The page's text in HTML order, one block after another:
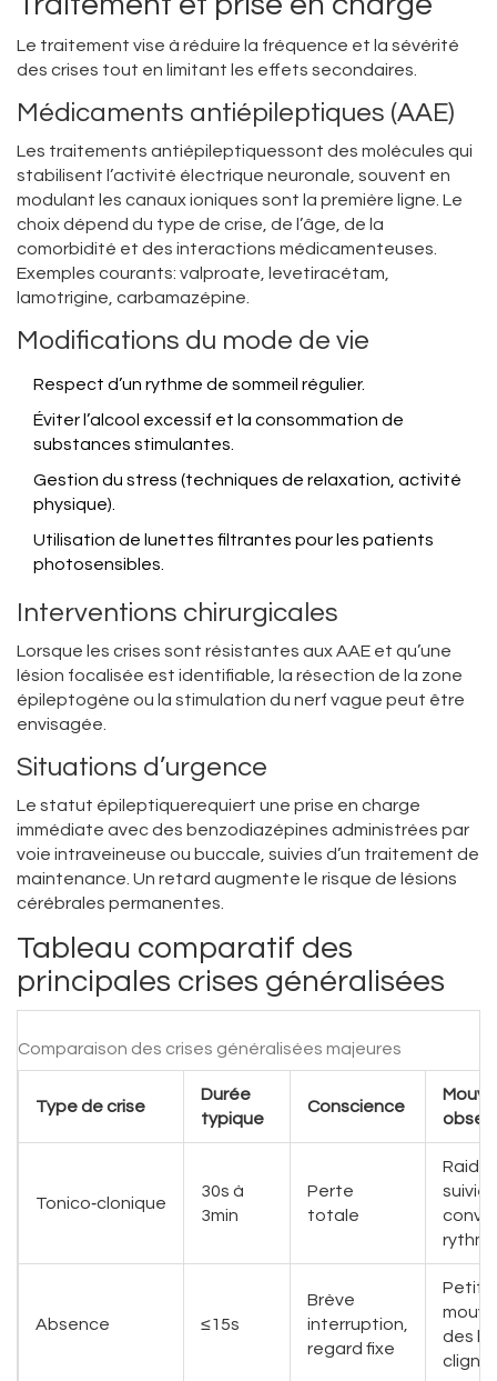
Le traitement vise à réduire la fréquence et la sévérité
des crises tout en limitant les effets secondaires.
Médicaments antiépileptiques (AAE)
Les traitements antiépileptiquessont des molécules qui
stabilisent l’activité électrique neuronale, souvent en
modulant les canaux ioniques sont la première ligne. Le
choix dépend du type de crise, de l’âge, de la
comorbidité et des interactions médicamenteuses.
Exemples courants: valproate, levetiracétam,
lamotrigine, carbamazépine.
Modifications du mode de vie
Respect d’un rythme de sommeil régulier.
Éviter l’alcool excessif et la consommation de
substances stimulantes.
Gestion du stress (techniques de relaxation, activité
physique).
Utilisation de lunettes filtrantes pour les patients
photosensibles.
Interventions chirurgicales
Lorsque les crises sont résistantes aux AAE et qu’une
lésion focalisée est identifiable, la résection de la zone
épileptogène ou la stimulation du nerf vague peut être
envisagée.
Situations d’urgence
Le statut épileptiquerequiert une prise en charge
immédiate avec des benzodiazépines administrées par
voie intraveineuse ou buccale, suivies d’un traitement de
maintenance. Un retard augmente le risque de lésions
cérébrales permanentes.
Tableau comparatif des
principales crises généralisées
Comparaison des crises généralisées majeures
Type de crise
Durée
typique
Conscience
Tonico‑clonique
30s à
3min
Perte
totale
suivie
Absence ≤15s
Brève
interruption,
regard fixe
Petits
des